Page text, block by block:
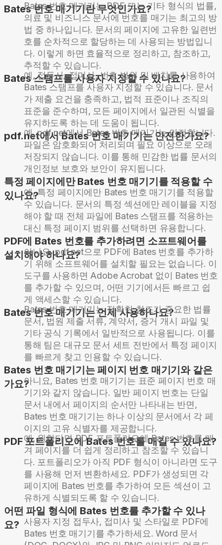
Bates 번호 매기기란 무엇인가요?
Bates 번호 매기기는 PDF 또는 기타 형식의 법률,
의료 및 비즈니스 문서에 번호를 매기는 최고의 방
법 중 하나입니다. 문서의 페이지에 고유한 일련번
호를 순차적으로 할당하는 데 사용되는 방법입니
다. 이렇게 하면 효율적으로 정리하고, 참조하고,
추적할 수 있습니다.
Bates 스탬프를 사용자 지정할 수 있나요?
예, 접두사, 접미사, 번호 범위 및 배치를 사용하여
Bates 스탬프를 사용자 지정할 수 있습니다. 문서
가 제출 요건을 충족하고, 법적 표준이나 조직의
표준을 준수하며, 모든 페이지에서 일관된 식별을
유지하도록 하는 데 도움이 됩니다.
pdf.net에서 Bates 번호 매기기는 안전한가요?
예, pdf.net에서 Bates 번호 매기기는 안전합니다.
파일은 암호화되어 처리되며 필요 이상으로 오래
저장되지 않습니다. 이를 통해 민감한 법률 문서의
개인정보 보호와 보안이 유지됩니다.
특정 페이지에만 Bates 번호 매기기를 적용할 수
있나요?예, 특정 페이지에만 Bates 번호 매기기를 적용할
수 있습니다. 문서의 특정 섹션에만 레이블을 지정
해야 할 때 전체 파일에 Bates 스탬프를 적용하는
대신 특정 페이지 범위를 선택하면 유용합니다.
PDF에 Bates 번호를 추가하려면 소프트웨어를
설치해야 하나요?
아니요, pdf.net으로 PDF에 Bates 번호를 추가하
기 위해 소프트웨어를 설치할 필요는 없습니다. 이
도구를 사용하면 Adobe Acrobat 없이 Bates 번호
를 추가할 수 있으며, 어떤 기기에서든 빠르고 쉽
게 액세스할 수 있습니다.
Bates 번호 매기기는 언제 사용하나요?
Bates 번호 매기기는 정확한 참조가 중요한 법률
문서, 법원 제출 서류, 계약서, 증거 개시 파일 및
기타 공식 기록에서 일반적으로 사용됩니다. 이를
통해 팀은 대규모 문서 세트 전반에서 특정 페이지
를 빠르게 찾고 인용할 수 있습니다.
Bates 번호 매기기는 페이지 번호 매기기와 같은
가요?아니요, Bates 번호 매기기는 표준 페이지 번호 매
기기와 같지 않습니다. 일반 페이지 번호는 단일
문서 내에서 페이지의 순서만 나타내는 반면,
Bates 번호 매기기는 하나 이상의 문서에서 각 페
이지의 고유 식별자를 제공합니다.
PDF 포트폴리오에 Bates 번호를 매길 수 있나요?
예, 원한다면 PDF 포트폴리오에 Bates 번호를 매
겨 페이지를 더 쉽게 정리하고 참조할 수 있습니
다. 포트폴리오가 아직 PDF 형식이 아니라면 도구
를 사용해 먼저 변환하세요. PDF가 생성되면 각
페이지에 Bates 번호를 추가하여 모든 섹션이 고
유하게 식별되도록 할 수 있습니다.
어떤 파일 형식에 Bates 번호를 추가할 수 있나
요? 사용자 지정 접두사, 접미사 및 스타일로 PDF에
Bates 번호 매기기를 추가하세요. Word 문서